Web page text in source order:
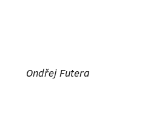
Ondřej Futera